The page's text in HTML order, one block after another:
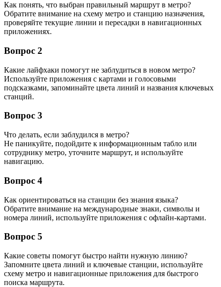
Как понять, что выбран правильный маршрут в метро?
Обратите внимание на схему метро и станцию назначения,
проверяйте текущие линии и пересадки в навигационных
приложениях.
Вопрос 2
Какие лайфхаки помогут не заблудиться в новом метро?
Используйте приложения с картами и голосовыми
подсказками, запоминайте цвета линий и названия ключевых
станций.
Вопрос 3
Что делать, если заблудился в метро?
Не паникуйте, подойдите к информационным табло или
сотруднику метро, уточните маршрут, и используйте
навигацию.
Вопрос 4
Как ориентироваться на станции без знания языка?
Обратите внимание на международные знаки, символы и
номера линий, используйте приложения с офлайн-картами.
Вопрос 5
Какие советы помогут быстро найти нужную линию?
Запомните цвета линий и ключевые станции, используйте
схему метро и навигационные приложения для быстрого
поиска маршрута.